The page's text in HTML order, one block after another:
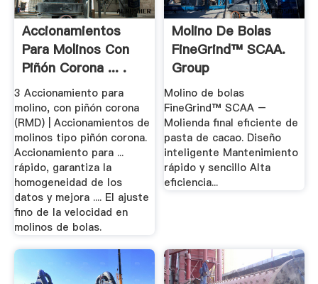
Accionamientos
Para Molinos Con
Piñón Corona ... .
3 Accionamiento para
molino, con piñón corona
(RMD) | Accionamientos de
molinos tipo piñón corona.
Accionamiento para ...
rápido, garantiza la
homogeneidad de los
datos y mejora .... El ajuste
fino de la velocidad en
molinos de bolas.
Molino De Bolas
FineGrind™ SCAA.
Group
Molino de bolas
FineGrind™ SCAA –
Molienda final eficiente de
pasta de cacao. Diseño
inteligente Mantenimiento
rápido y sencillo Alta
eficiencia...